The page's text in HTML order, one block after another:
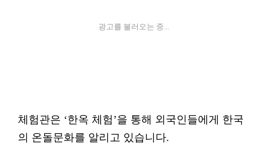
광고를 불러오는 중...
체험관은 ‘한옥 체험’을 통해 외국인들에게 한국
의 온돌문화를 알리고 있습니다.